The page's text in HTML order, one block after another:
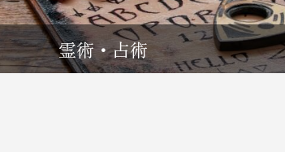
霊術・占術